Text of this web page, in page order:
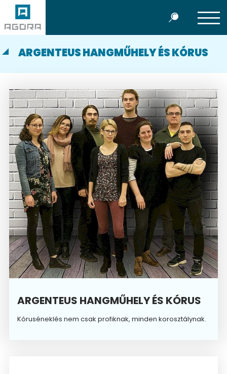
ARGENTEUS HANGMŰHELY ÉS KÓRUS
ARGENTEUS HANGMŰHELY ÉS KÓRUS
Kóruséneklés nem csak profiknak, minden korosztálynak.